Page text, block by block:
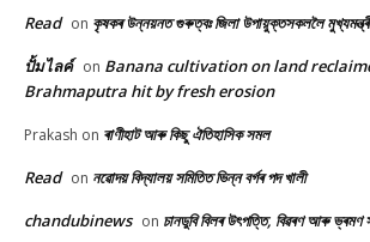
Read on কৃষকৰ উন্নয়নত গুৰুত্বঃ জিলা উপায়ুক্তসকললৈ
ปั้มไลค์ on Banana cultivation on land
Brahmaputra hit by fresh erosion
Prakash on ৰাণীহাট আৰু কিছু ঐতিহাসিক সমল
Read on নৱোদয় বিদ্যালয় সমিতিত ভিন্ন বৰ্গৰ পদ খালী
chandubinews on চানডুবি বিলৰ উৎপত্তি, বিৱৰণ আৰু ভ্ৰমণ